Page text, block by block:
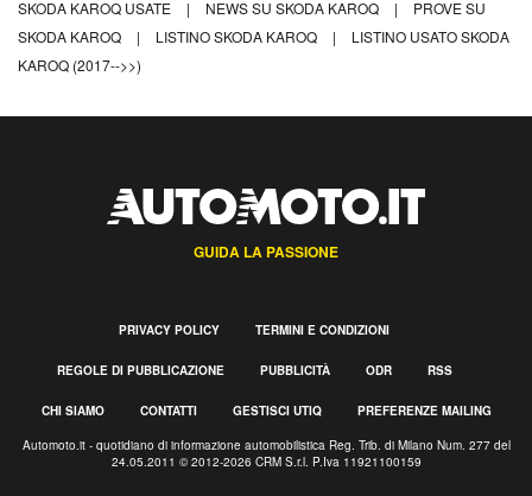
SKODA KAROQ USATE
| NEWS SU SKODA KAROQ |
PROVE SU
SKODA KAROQ
| LISTINO SKODA KAROQ |
LISTINO USATO SKODA
KAROQ (2017-->>)
GUIDA LA PASSIONE
PRIVACY POLICY TERMINI E CONDIZIONI
REGOLE DI PUBBLICAZIONE PUBBLICITÀ ODR RSS
CHI SIAMO CONTATTI GESTISCI UTIQ PREFERENZE MAILING
Automoto.it - quotidiano di informazione automobilistica Reg. Trib. di Milano Num. 277 del
24.05.2011 © 2012-2026 CRM S.r.l. P.Iva 11921100159